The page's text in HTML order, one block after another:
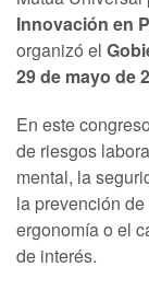
Innovación en
organizó el
29 de mayo de
En este
de riesgos
mental, la
la prevención
ergonomía o el
de interés.